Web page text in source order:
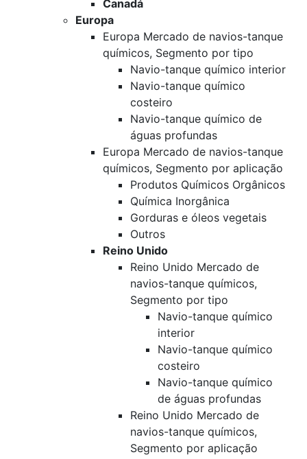
Canadá
Europa
Europa Mercado de navios-tanque
químicos, Segmento por tipo
Navio-tanque químico interior
Navio-tanque químico
costeiro
Navio-tanque químico de
águas profundas
Europa Mercado de navios-tanque
químicos, Segmento por aplicação
Produtos Químicos Orgânicos
Química Inorgânica
Gorduras e óleos vegetais
Outros
Reino Unido
Reino Unido Mercado de
navios-tanque químicos,
Segmento por tipo
Navio-tanque químico
interior
Navio-tanque químico
costeiro
Navio-tanque químico
de águas profundas
Reino Unido Mercado de
navios-tanque químicos,
Segmento por aplicação